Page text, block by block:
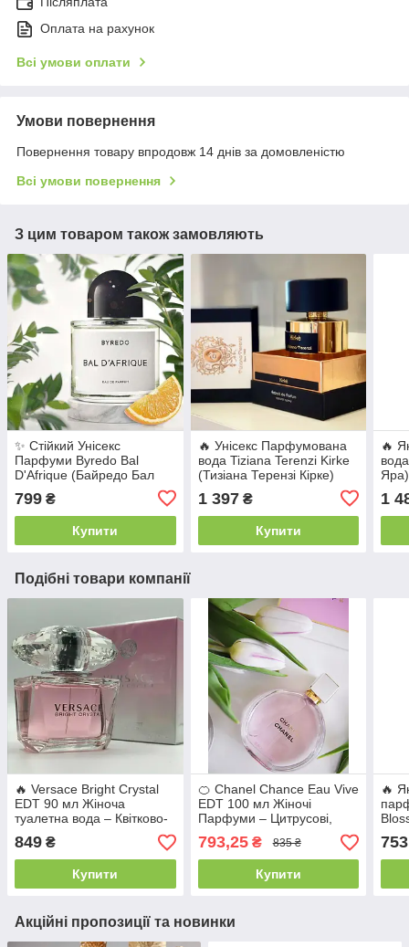
Оплата на рахунок
Всі умови оплати
Умови повернення
Повернення товару впродовж 14 днів за домовленістю
Всі умови повернення
З цим товаром також замовляють
✨ Стійкий Унісекс
Парфуми Byredo Bal
D'Afrique (Байредо Бал
Деревно-східний аромат
799 ₴
Купити
🔥 Унісекс Парфумована
вода Tiziana Terenzi Kirke
(Тизіана Терензі Кірке)
100 мл. Стійкий фруктово-
шипровий аромат
1 397₴
Купити
🔥
1
Подібні товари компанії
🔥 Versace Bright Crystal
EDT 90 мл Жіноча
туалетна вода – Квітково-
Фруктові, Свіжі, Легкі,
Шлейфові
849 ₴
Купити
🍊 Chanel Chance Eau Vive
EDT 100 мл Жіночі
Парфуми – Цитрусові,
Свіжі, Квіткові, Легкі, Стійкі,
Шлейфові
793,25₴ 835 ₴
Купити
🔥
753
Акційні пропозиції та новинки